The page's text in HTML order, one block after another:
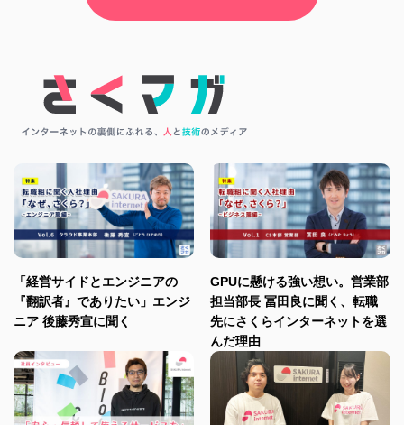
「経営サイドとエンジニアの
『翻訳者』でありたい」エンジ
ニア 後藤秀宣に聞く
GPUに懸ける強い想い。営業部
担当部長 冨田良に聞く、転職
先にさくらインターネットを選
んだ理由